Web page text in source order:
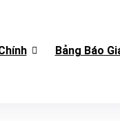
Bảng Báo